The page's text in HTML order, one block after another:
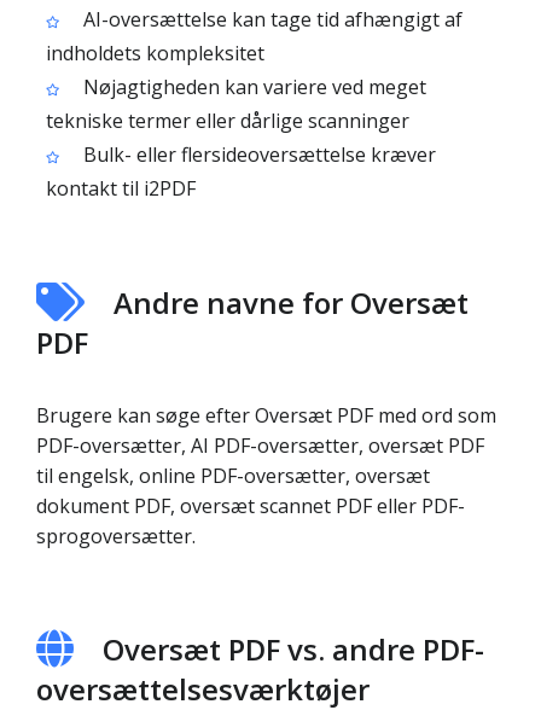
AI-oversættelse kan tage tid afhængigt af
indholdets kompleksitet
Nøjagtigheden kan variere ved meget
tekniske termer eller dårlige scanninger
Bulk- eller flersideoversættelse kræver
kontakt til i2PDF
Andre navne for Oversæt
PDF
Brugere kan søge efter Oversæt PDF med ord som
PDF-oversætter, AI PDF-oversætter, oversæt PDF
til engelsk, online PDF-oversætter, oversæt
dokument PDF, oversæt scannet PDF eller PDF-
sprogoversætter.
Oversæt PDF vs. andre PDF-
oversættelsesværktøjer